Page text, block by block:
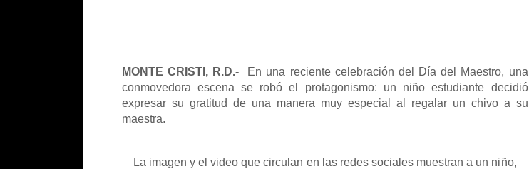
MONTE CRISTI, R.D.-En una reciente celebración del Día del Maestro, una
conmovedora escena se robó el protagonismo: un niño estudiante decidió
expresar su gratitud de una manera muy especial al regalar un chivo a su
maestra.
La imagen y el video que circulan en las redes sociales muestran a un niño,